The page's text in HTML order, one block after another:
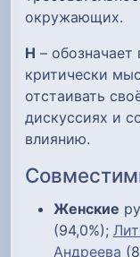
окружающих.
Н – обозначает
критически
отстаивать
дискуссиях и
влиянию.
Женские
(94,0%);
Андреева